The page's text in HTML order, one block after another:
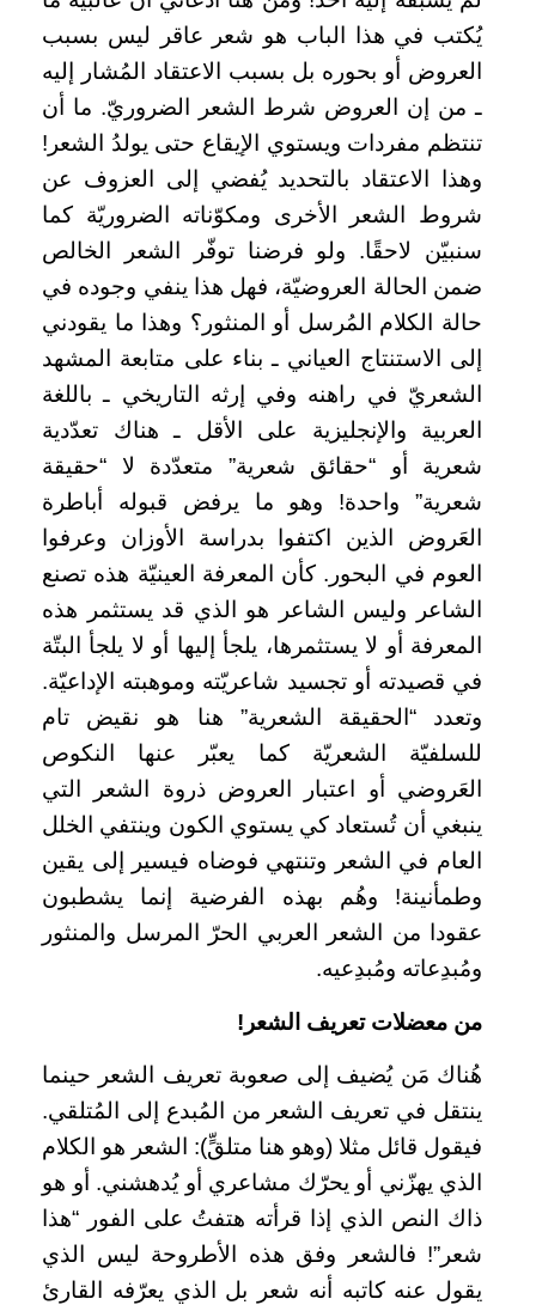
يُكتب في هذا الباب هو شعر عاقر ليس بسبب
العروض أو بحوره بل بسبب الاعتقاد المُشار إليه
ـ من إن العروض شرط الشعر الضروريّ. ما أن
تنتظم مفردات ويستوي الإيقاع حتى يولدُ الشعر!
وهذا الاعتقاد بالتحديد يُفضي إلى العزوف عن
شروط الشعر الأخرى ومكوّناته الضروريّة كما
سنبيّن لاحقًا. ولو فرضنا توفّر الشعر الخالص
ضمن الحالة العروضيّة، فهل هذا ينفي وجوده في
حالة الكلام المُرسل أو المنثور؟ وهذا ما يقودني
إلى الاستنتاج العياني ـ بناء على متابعة المشهد
الشعريّ في راهنه وفي إرثه التاريخي ـ باللغة
العربية والإنجليزية على الأقل ـ هناك تعدّدية
شعرية أو “حقائق شعرية” متعدّدة لا “حقيقة
شعرية” واحدة! وهو ما يرفض قبوله أباطرة
العَروض الذين اكتفوا بدراسة الأوزان وعرفوا
العوم في البحور. كأن المعرفة العينيّة هذه تصنع
الشاعر وليس الشاعر هو الذي قد يستثمر هذه
المعرفة أو لا يستثمرها، يلجأ إليها أو لا يلجأ البتّة
في قصيدته أو تجسيد شاعريّته وموهبته الإداعيّة.
وتعدد “الحقيقة الشعرية” هنا هو نقيض تام
للسلفيّة الشعريّة كما يعبّر عنها النكوص
العَروضي أو اعتبار العروض ذروة الشعر التي
ينبغي أن تُستعاد كي يستوي الكون وينتفي الخلل
العام في الشعر وتنتهي فوضاه فيسير إلى يقين
وطمأنينة! وهُم بهذه الفرضية إنما يشطبون
عقودا من الشعر العربي الحرّ المرسل والمنثور
ومُبدِعاته ومُبدِعيه.
من معضلات تعريف الشعر!
هُناك مَن يُضيف إلى صعوبة تعريف الشعر حينما
ينتقل في تعريف الشعر من المُبدع إلى المُتلقي.
فيقول قائل مثلا (وهو هنا متلقٍّ): الشعر هو الكلام
الذي يهزّني أو يحرّك مشاعري أو يُدهشني. أو هو
ذاك النص الذي إذا قرأته هتفتُ على الفور “هذا
شعر”! فالشعر وفق هذه الأطروحة ليس الذي
يقول عنه كاتبه أنه شعر بل الذي يعرّفه القارئ